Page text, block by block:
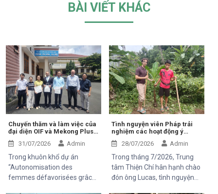
BÀI VIẾT KHÁC
Chuyến thăm và làm việc của
đại diện OIF và Mekong Plus
tại cộng đồng dự án
31/07/2026 Admin
Trong khuôn khổ dự án
“Autonomisation des
femmes défavorisées grâce
Tình nguyện viên Pháp trải
nghiệm các hoạt động ý
nghĩa tại Trung tâm Thiện Chí
28/07/2026 Admin
Trong tháng 7/2026, Trung
tâm Thiện Chí hân hạnh chào
đón ông Lucas, tình nguyện